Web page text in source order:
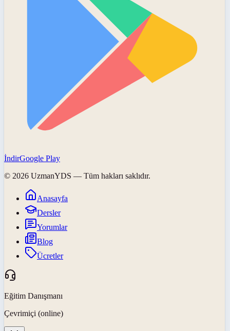
İndirGoogle Play
© 2026 UzmanYDS — Tüm hakları saklıdır.
Anasayfa
Dersler
Yorumlar
Blog
Ücretler
Eğitim Danışmanı
Çevrimiçi (online)